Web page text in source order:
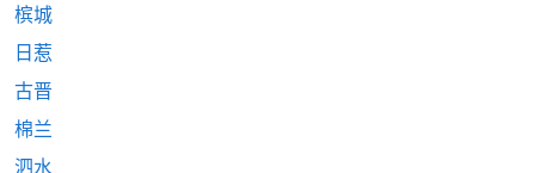
槟城
日惹
古晋
棉兰
泗水